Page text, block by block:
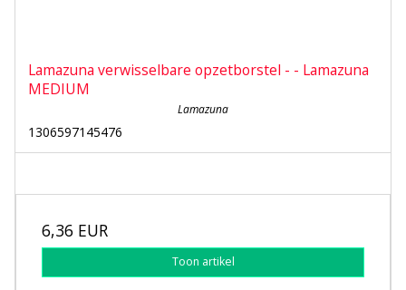
Lamazuna verwisselbare opzetborstel - - Lamazuna
MEDIUM
Lamazuna
1306597145476
6,36 EUR
Toon artikel